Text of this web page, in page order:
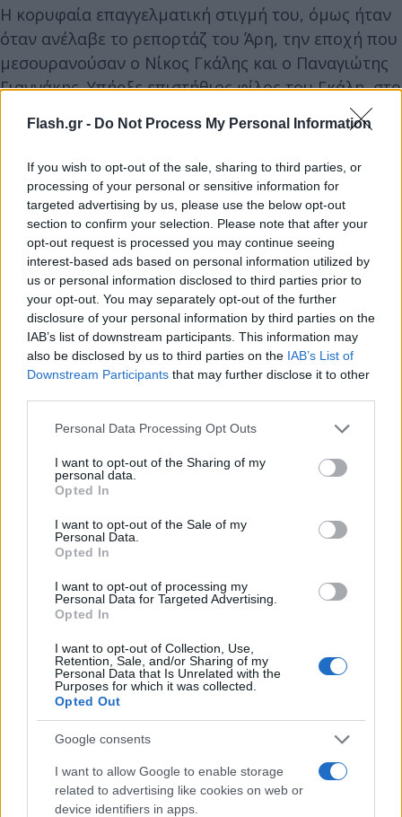
Flash.gr - Do Not Process My Personal Information
If you wish to opt-out of the sale, sharing to third parties, or
processing of your personal or sensitive information for
targeted advertising by us, please use the below opt-out
section to confirm your selection. Please note that after your
opt-out request is processed you may continue seeing
interest-based ads based on personal information utilized by
us or personal information disclosed to third parties prior to
your opt-out. You may separately opt-out of the further
disclosure of your personal information by third parties on the
IAB’s list of downstream participants. This information may
also be disclosed by us to third parties on the IAB’s List of
Downstream Participants that may further disclose it to other
Please note that this website/app uses one or more Google
not limited to your visit or usage behaviour. You may click to
grant or deny consent to Google and its third-party tags to
use your data for below specified purposes in below Google
consent section.
Personal Data Processing Opt Outs
I want to opt-out of the Sharing of my
personal data.
Opted In
I want to opt-out of the Sale of my
Personal Data.
Opted In
I want to opt-out of processing my
Personal Data for Targeted Advertising.
Opted In
I want to opt-out of Collection, Use,
Retention, Sale, and/or Sharing of my
Personal Data that Is Unrelated with the
Purposes for which it was collected.
Opted Out
Google consents
I want to allow Google to enable storage
related to advertising like cookies on web or
device identifiers in apps.
Η κορυφαία επαγγελματική στιγμή του, όμως ήταν
όταν ανέλαβε το ρεπορτάζ του Άρη, την εποχή που
μεσουρανούσαν ο Νίκος Γκάλης και ο Παναγιώτης
Γιαννάκης. Υπήρξε επιστήθιος φίλος του Γκάλη, στο
διάστημα που ο τελευταίος φορούσε τη φανέλα του
Άρη και ακολουθούσε την ομάδα της
Θεσσαλονίκης, όπου αγωνιζόταν και στα φάιναλ
φορ των ευρωπαϊκών διοργανώσεων.
Εν συνεχεία ανέπτυξε αδελφικές σχέσεις με τον
Παναγιώτη Γιαννάκη και την οικογένειά του και
ακολουθούσε και την εθνική ανδρών στο μπάσκετ.
Μετά το χρυσό μετάλλιο στο Ευρωμπάσκετ του
1987 όταν ο Παναγιώτης Γιαννάκης ήταν αρχηγός
της εθνικής, ο Πάρις Καλημερίδης ήταν στο πλευρό
του «Δράκου» και το 2005, στο Βελιγράδι, όταν η
εθνική κατέκτησε το δεύτερο χρυσό μετάλλιο σε
Ευρωμπάσκετ στην Ιστορία της, με Ομοσπονδιακό
προπονητή τον Γιαννάκη.